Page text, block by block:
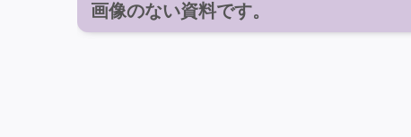
画像のない資料です。